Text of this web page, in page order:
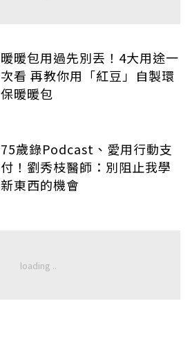
暖暖包用過先別丟！4大用途一
次看 再教你用「紅豆」自製環
保暖暖包
75歲錄Podcast、愛用行動支
付！劉秀枝醫師：別阻止我學
新東西的機會